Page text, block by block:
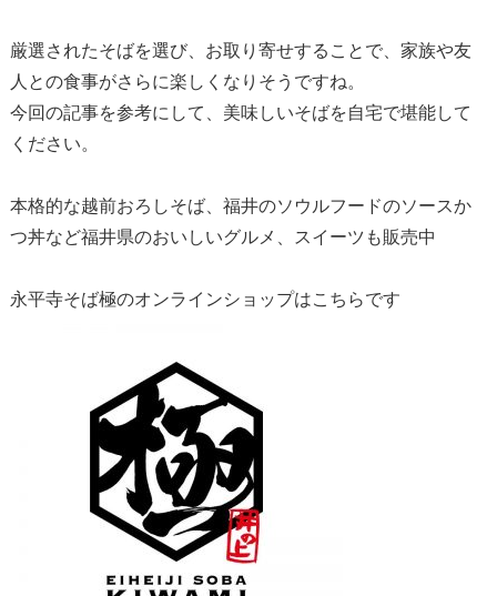
厳選されたそばを選び、お取り寄せすることで、家族や友
人との食事がさらに楽しくなりそうですね。
今回の記事を参考にして、美味しいそばを自宅で堪能して
ください。
本格的な越前おろしそば、福井のソウルフードのソースか
つ丼など福井県のおいしいグルメ、スイーツも販売中
永平寺そば極のオンラインショップはこちらです